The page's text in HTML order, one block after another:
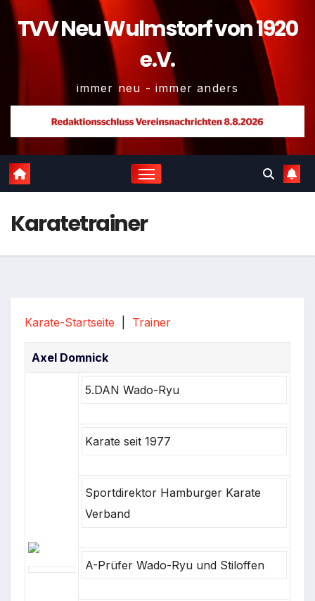
TVV Neu Wulmstorf von 1920
e.V.
immer neu - immer anders
Karatetrainer
Karate-Startseite Trainer
Axel Domnick
5.DAN Wado-Ryu
Karate seit 1977
Sportdirektor Hamburger Karate
Verband
A-Prüfer Wado-Ryu und Stiloffen